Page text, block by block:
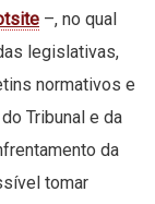
–, no qual
legislativas,
normativos e
Tribunal e da
da
tomar